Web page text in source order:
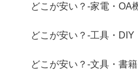
どこが安い？-家電・OA
どこが安い？-工具・DIY
どこが安い？-文具・書籍